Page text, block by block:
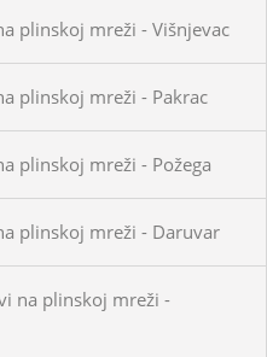
plinskoj mreži - Višnjevac
plinskoj mreži - Pakrac
plinskoj mreži - Požega
plinskoj mreži - Daruvar
na plinskoj mreži -